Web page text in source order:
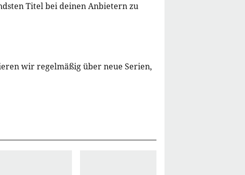
Titel bei deinen Anbietern zu
wir regelmäßig über neue Serien,